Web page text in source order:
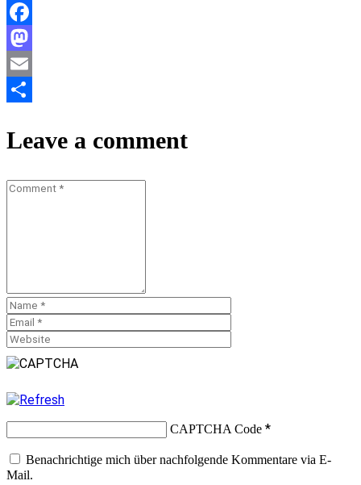
Facebook
Mastodon
Email
Leave a comment
CAPTCHA Code *
Benachrichtige mich über nachfolgende Kommentare via E-
Mail.